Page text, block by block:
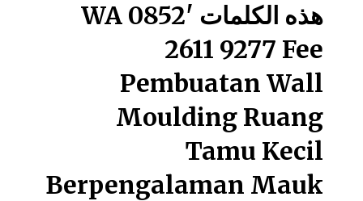
هذه الكلمات 'WA 0852
2611 9277 Fee
Pembuatan Wall
Moulding Ruang
Tamu Kecil
Berpengalaman Mauk